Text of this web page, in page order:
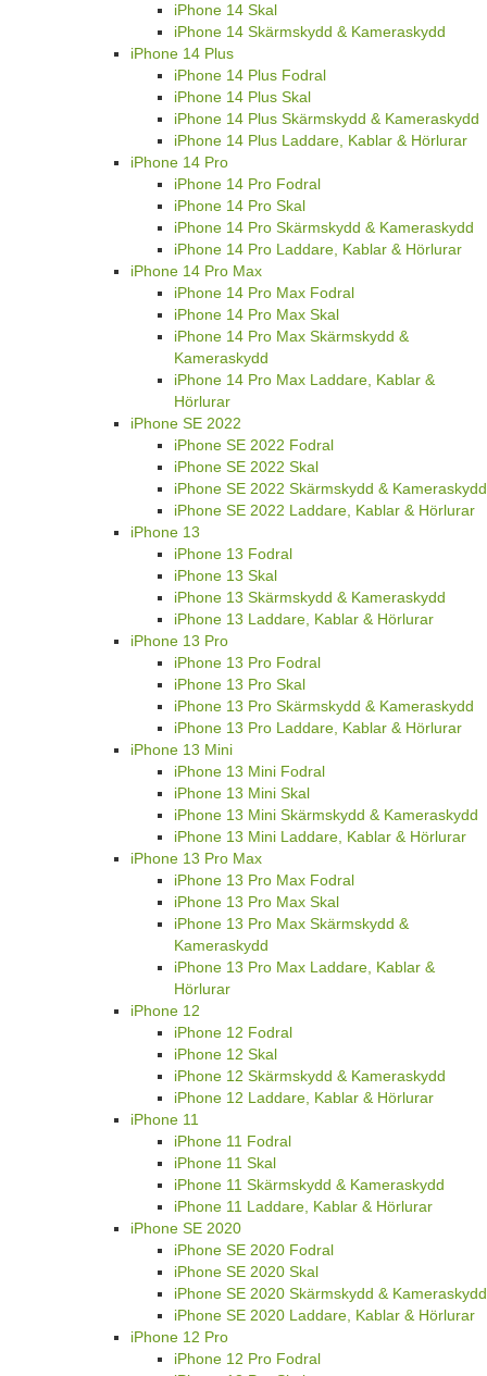
iPhone 14 Skal
iPhone 14 Skärmskydd & Kameraskydd
iPhone 14 Plus
iPhone 14 Plus Fodral
iPhone 14 Plus Skal
iPhone 14 Plus Skärmskydd & Kameraskydd
iPhone 14 Plus Laddare, Kablar & Hörlurar
iPhone 14 Pro
iPhone 14 Pro Fodral
iPhone 14 Pro Skal
iPhone 14 Pro Skärmskydd & Kameraskydd
iPhone 14 Pro Laddare, Kablar & Hörlurar
iPhone 14 Pro Max
iPhone 14 Pro Max Fodral
iPhone 14 Pro Max Skal
iPhone 14 Pro Max Skärmskydd &
Kameraskydd
iPhone 14 Pro Max Laddare, Kablar &
Hörlurar
iPhone SE 2022
iPhone SE 2022 Fodral
iPhone SE 2022 Skal
iPhone SE 2022 Skärmskydd & Kameraskydd
iPhone SE 2022 Laddare, Kablar & Hörlurar
iPhone 13
iPhone 13 Fodral
iPhone 13 Skal
iPhone 13 Skärmskydd & Kameraskydd
iPhone 13 Laddare, Kablar & Hörlurar
iPhone 13 Pro
iPhone 13 Pro Fodral
iPhone 13 Pro Skal
iPhone 13 Pro Skärmskydd & Kameraskydd
iPhone 13 Pro Laddare, Kablar & Hörlurar
iPhone 13 Mini
iPhone 13 Mini Fodral
iPhone 13 Mini Skal
iPhone 13 Mini Skärmskydd & Kameraskydd
iPhone 13 Mini Laddare, Kablar & Hörlurar
iPhone 13 Pro Max
iPhone 13 Pro Max Fodral
iPhone 13 Pro Max Skal
iPhone 13 Pro Max Skärmskydd &
Kameraskydd
iPhone 13 Pro Max Laddare, Kablar &
Hörlurar
iPhone 12
iPhone 12 Fodral
iPhone 12 Skal
iPhone 12 Skärmskydd & Kameraskydd
iPhone 12 Laddare, Kablar & Hörlurar
iPhone 11
iPhone 11 Fodral
iPhone 11 Skal
iPhone 11 Skärmskydd & Kameraskydd
iPhone 11 Laddare, Kablar & Hörlurar
iPhone SE 2020
iPhone SE 2020 Fodral
iPhone SE 2020 Skal
iPhone SE 2020 Skärmskydd & Kameraskydd
iPhone SE 2020 Laddare, Kablar & Hörlurar
iPhone 12 Pro
iPhone 12 Pro Fodral